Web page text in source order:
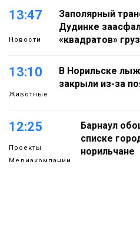
13:47
Новости
Заполярный
Дудинке
«квадратов»
13:10
Животные
В Норильске
закрыли из-за
12:25
Проекты
Медиакомпании
Барнаул
списке
норильчане